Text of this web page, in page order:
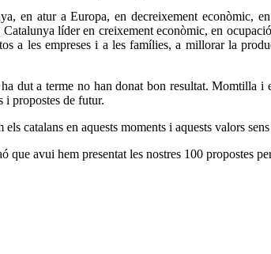
en atur a Europa, en decreixement econòmic,
líder en creixement econòmic, en
a les empreses i a les famílies, a millorar la
a terme no han donat bon resultat. Momtilla i
i propostes de futur.
catalans en aquests moments i aquests valors
que avui hem presentat les nostres 100 propostes